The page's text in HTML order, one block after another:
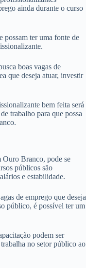
ainda durante o curso
possam ter uma fonte de
boas vagas de
que deseja atuar, investir
bem feita será
trabalho para que possa
Ouro Branco, pode se
públicos são
e estabilidade.
de emprego que deseja
público, é possível ter um
podem ser
no setor público ao